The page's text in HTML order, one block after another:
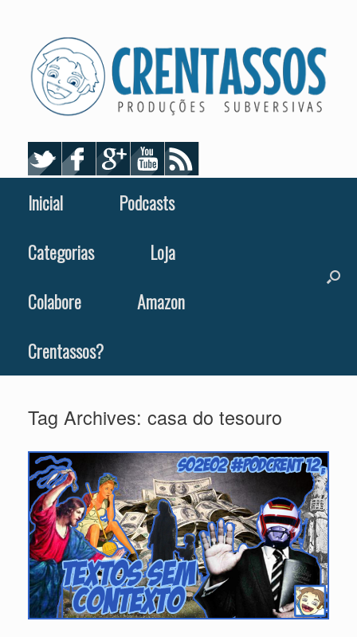
Inicial
Podcasts
Categorias
Loja
Colabore
Amazon
Crentassos?
Tag Archives: casa do tesouro